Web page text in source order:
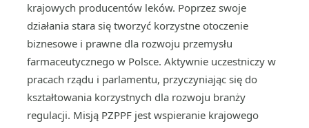
krajowych producentów leków. Poprzez swoje
działania stara się tworzyć korzystne otoczenie
biznesowe i prawne dla rozwoju przemysłu
farmaceutycznego w Polsce. Aktywnie uczestniczy w
pracach rządu i parlamentu, przyczyniając się do
kształtowania korzystnych dla rozwoju branży
regulacji. Misją PZPPF jest wspieranie krajowego